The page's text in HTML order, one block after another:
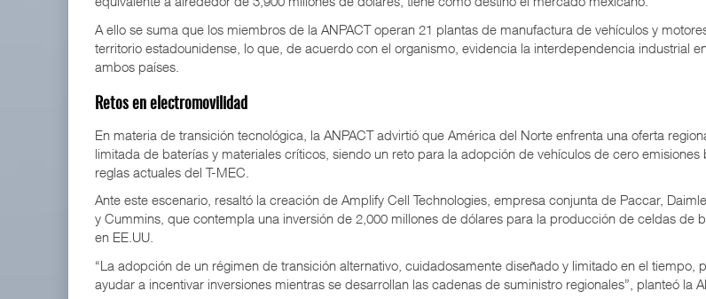
A ello se suma que los miembros de la ANPACT operan 21 plantas de manufactura de vehículos y
territorio estadounidense, lo que, de acuerdo con el organismo, evidencia la interdependencia industrial
ambos países.
Retos en electromovilidad
En materia de transición tecnológica, la ANPACT advirtió que América del Norte enfrenta una oferta
limitada de baterías y materiales críticos, siendo un reto para la adopción de vehículos de cero emisiones
reglas actuales del T-MEC.
Ante este escenario, resaltó la creación de Amplify Cell Technologies, empresa conjunta de Paccar,
y Cummins, que contempla una inversión de 2,000 millones de dólares para la producción de celdas de
en EE.UU.
“La adopción de un régimen de transición alternativo, cuidadosamente diseñado y limitado en el tiempo,
ayudar a incentivar inversiones mientras se desarrollan las cadenas de suministro regionales”, planteó la